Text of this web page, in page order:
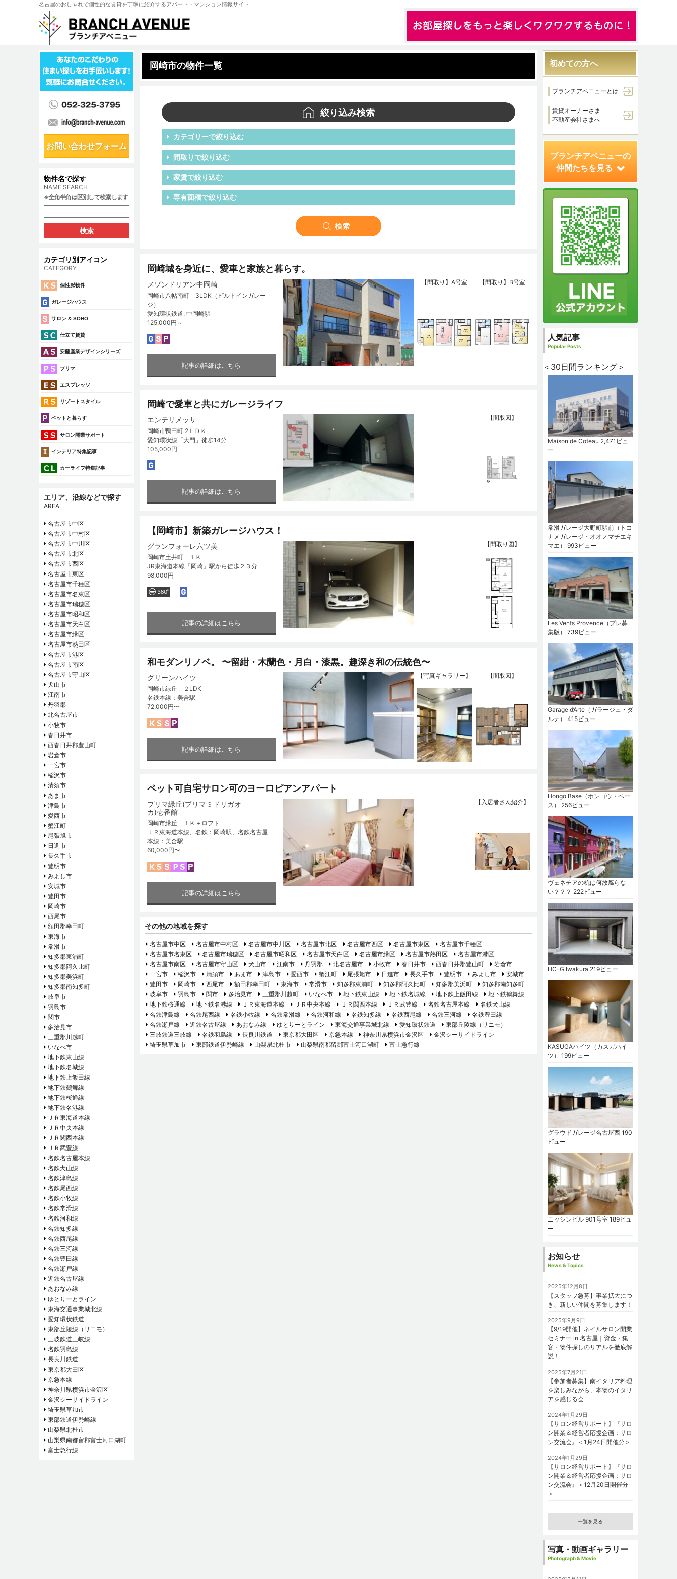
名古屋のおしゃれで個性的な賃貸を丁寧に紹介するアパート・マンション情報サイト
岡崎市の物件一覧
絞り込み検索
カテゴリーで絞り込む
間取りで絞り込む
家賃で絞り込む
専有面積で絞り込む
岡崎城を身近に、愛車と家族と暮らす。
メゾンドリアン中岡崎
岡崎市八帖南町 3LDK（ビルトインガレー
ジ）
愛知環状鉄道: 中岡崎駅
125,000円～
【間取り】A号室 【間取り】B号室
記事の詳細はこちら
岡崎で愛車と共にガレージライフ
エンテリメッサ
岡崎市鴨田町 2ＬＤＫ
愛知環状線「大門」徒歩14分
105,000円
【間取図】
記事の詳細はこちら
【岡崎市】新築ガレージハウス！
グランフォーレ六ツ美
岡崎市土井町 １Ｋ
JR東海道本線『岡崎』駅から徒歩２３分
98,000円
【間取り図】
記事の詳細はこちら
和モダンリノベ。 〜留紺・木蘭色・月白・漆黒。趣深き和の伝統色〜
グリーンハイツ
岡崎市緑丘 ２LDK
名鉄本線：美合駅
72,000円〜
【写真ギャラリー】 【間取図】
記事の詳細はこちら
ペット可自宅サロン可のヨーロピアンアパート
プリマ緑丘(プリマミドリガオ
カ)壱番館
岡崎市緑丘 １Ｋ＋ロフト
ＪＲ東海道本線、名鉄：岡崎駅、名鉄名古屋
本線：美合駅
60,000円〜
【入居者さん紹介】
記事の詳細はこちら
その他の地域を探す
名古屋市中区 名古屋市中村区 名古屋市中川区 名古屋市北区 名古屋市西区 名古屋市東区
名古屋市千種区
名古屋市名東区
名古屋市瑞穂区 名古屋市昭和区 名古屋市天白区 名古屋市緑区 名古屋市熱田区
名古屋市港区
名古屋市南区
名古屋市守山区 犬山市 江南市 丹羽郡 北名古屋市 小牧市 春日井市 西春日井郡豊山町
岩倉市
一宮市
稲沢市 清須市 あま市 津島市 愛西市 蟹江町 尾張旭市 日進市 長久手市 豊明市 みよし市
安城市
豊田市
岡崎市 西尾市 額田郡幸田町 東海市 常滑市 知多郡東浦町 知多郡阿久比町 知多郡美浜町
知多郡南知多町
岐阜市
羽島市 関市 多治見市 三重郡川越町 いなべ市 地下鉄東山線 地下鉄名城線 地下鉄上飯田線
地下鉄鶴舞線
地下鉄桜通線
地下鉄名港線 ＪＲ東海道本線 ＪＲ中央本線 ＪＲ関西本線 ＪＲ武豊線 名鉄名古屋本線
名鉄犬山線
名鉄津島線
名鉄尾西線 名鉄小牧線 名鉄常滑線 名鉄河和線 名鉄知多線 名鉄西尾線 名鉄三河線
名鉄豊田線
名鉄瀬戸線
近鉄名古屋線 あおなみ線 ゆとりーとライン 東海交通事業城北線 愛知環状鉄道
東部丘陵線（リニモ）
三岐鉄道三岐線
名鉄羽島線 長良川鉄道 東京都大田区 京急本線 神奈川県横浜市金沢区
金沢シーサイドライン
埼玉県草加市
東部鉄道伊勢崎線 山梨県北杜市 山梨県南都留郡富士河口湖町 富士急行線
お問い合わせフォーム
物件名で探す
NAME SEARCH
※全角半角は区別して検索します
カテゴリ別アイコン
CATEGORY
個性派物件
ガレージハウス
サロン & SOHO
仕立て賃貸
安藤産業デザインシリーズ
プリマ
エスプレッソ
リゾートスタイル
ペットと暮らす
サロン開業サポート
インテリア特集記事
カーライフ特集記事
エリア、沿線などで探す
AREA
名古屋市中区
名古屋市中村区
名古屋市中川区
名古屋市北区
名古屋市西区
名古屋市東区
名古屋市千種区
名古屋市名東区
名古屋市瑞穂区
名古屋市昭和区
名古屋市天白区
名古屋市緑区
名古屋市熱田区
名古屋市港区
名古屋市南区
名古屋市守山区
犬山市
江南市
丹羽郡
北名古屋市
小牧市
春日井市
西春日井郡豊山町
岩倉市
一宮市
稲沢市
清須市
あま市
津島市
愛西市
蟹江町
尾張旭市
日進市
長久手市
豊明市
みよし市
安城市
豊田市
岡崎市
西尾市
額田郡幸田町
東海市
常滑市
知多郡東浦町
知多郡阿久比町
知多郡美浜町
知多郡南知多町
岐阜市
羽島市
関市
多治見市
三重郡川越町
いなべ市
地下鉄東山線
地下鉄名城線
地下鉄上飯田線
地下鉄鶴舞線
地下鉄桜通線
地下鉄名港線
ＪＲ東海道本線
ＪＲ中央本線
ＪＲ関西本線
ＪＲ武豊線
名鉄名古屋本線
名鉄犬山線
名鉄津島線
名鉄尾西線
名鉄小牧線
名鉄常滑線
名鉄河和線
名鉄知多線
名鉄西尾線
名鉄三河線
名鉄豊田線
名鉄瀬戸線
近鉄名古屋線
あおなみ線
ゆとりーとライン
東海交通事業城北線
愛知環状鉄道
東部丘陵線（リニモ）
三岐鉄道三岐線
名鉄羽島線
長良川鉄道
東京都大田区
京急本線
神奈川県横浜市金沢区
金沢シーサイドライン
埼玉県草加市
東部鉄道伊勢崎線
山梨県北杜市
山梨県南都留郡富士河口湖町
富士急行線
初めての方へ
ブランチアベニューとは
賃貸オーナーさま
不動産会社さまへ
ブランチアベニューの
仲間たちを見る
人気記事
Popular Posts
＜30日間ランキング＞
Maison de Coteau 2,471ビュ
ー
常滑ガレージ大野町駅前（トコ
ナメガレージ・オオノマチエキ
マエ）
993ビュー
Les Vents Provence（プレ募
集版）
739ビュー
Garage d’Arte（ガラージュ・ダ
ルテ）
415ビュー
Hongo Base（ホンゴウ・ベー
ス）
256ビュー
ヴェネチアの杭は何故腐らな
い？？？ 222ビュー
HC-G Iwakura 219ビュー
KASUGAハイツ（カスガハイ
ツ）
199ビュー
グラウドガレージ名古屋西 190
ビュー
ニッシンビル 901号室 189ビュ
ー
お知らせ
News & Topics
2025年12月8日
【スタッフ急募】事業拡大につ
き、新しい仲間を募集します！
2025年9月9日
【9/19開催】ネイルサロン開業
セミナー in 名古屋｜資金・集
客・物件探しのリアルを徹底解
説！
2025年7月21日
【参加者募集】南イタリア料理
を楽しみながら、本物のイタリ
アを感じる会
2024年1月29日
【サロン経営サポート】『サロ
ン開業＆経営者応援企画：サロ
ン交流会』＜1月24日開催分＞
2024年1月29日
【サロン経営サポート】『サロ
ン開業＆経営者応援企画：サロ
ン交流会』＜12月20日開催分
＞
一覧を見る
写真・動画ギャラリー
Photograph & Movie